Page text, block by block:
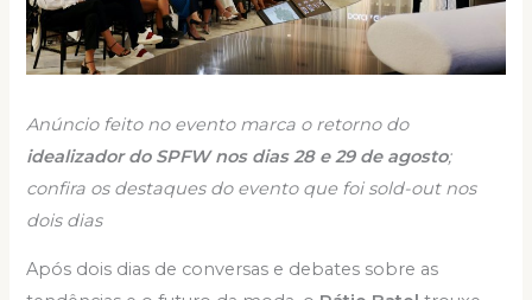
Anúncio feito no evento marca o retorno do
idealizador do SPFW nos dias 28 e 29 de agosto;
confira os destaques do evento que foi sold-out nos
dois dias
Após dois dias de conversas e debates sobre as